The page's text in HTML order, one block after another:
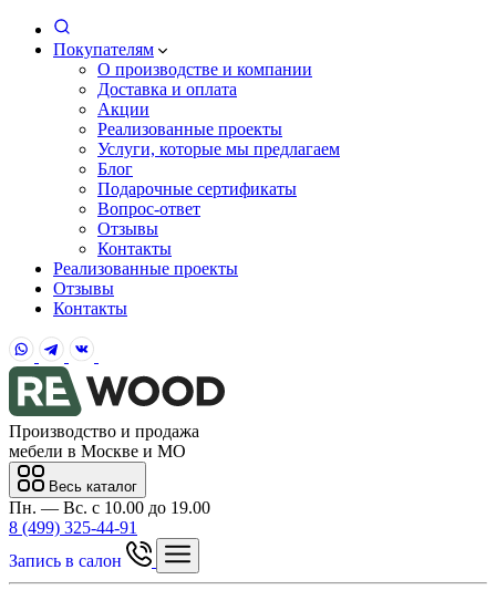
Покупателям
О производстве и компании
Доставка и оплата
Акции
Реализованные проекты
Услуги, которые мы предлагаем
Блог
Подарочные сертификаты
Вопрос-ответ
Отзывы
Контакты
Реализованные проекты
Отзывы
Контакты
Производство и продажа
мебели в Москве и МО
Весь каталог
Пн. — Вс. с 10.00 до 19.00
8 (499) 325-44-91
Запись в салон